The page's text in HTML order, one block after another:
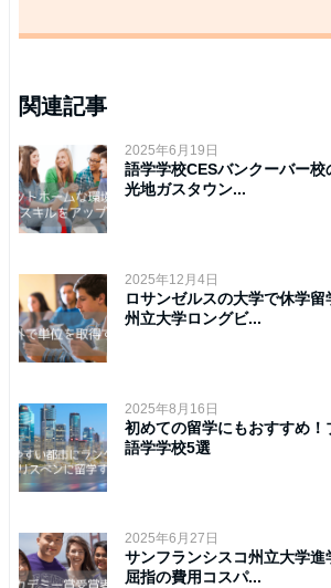
関連記事
2025年6月19日
語学学校CESバンクーバー
光地ガスタウン...
2025年12月4日
ロサンゼルスの大学で休学
州立大学ロングビ...
2025年8月16日
初めての留学にもおすすめ
語学学校5選
2025年6月27日
サンフランシスコ州立大学
屈指の費用コスパ...